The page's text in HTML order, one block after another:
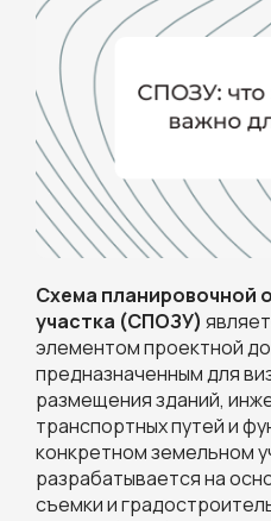
ежедневно, 9.00-
20.00
Схема планировочной
участка (СПОЗУ)
элементом проектной
предназначенным для
размещения зданий,
транспортных путей и
конкретном земельном
разрабатывается на
съемки и